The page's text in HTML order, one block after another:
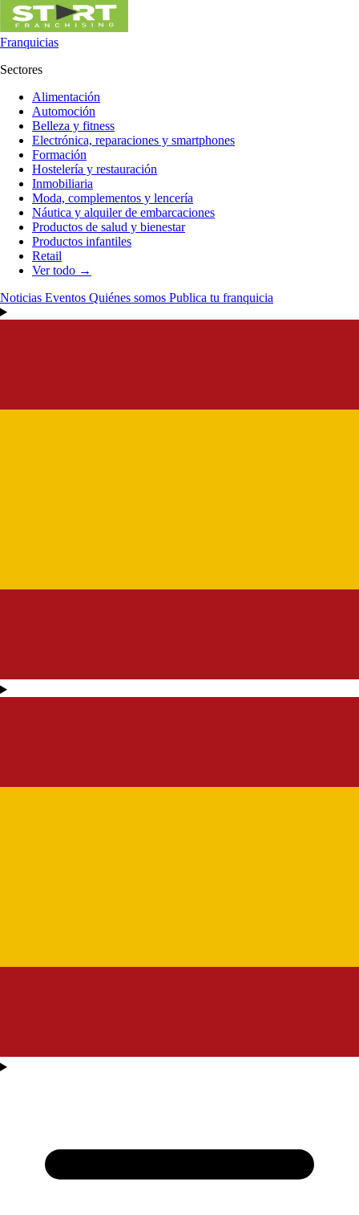
Franquicias
Sectores
Alimentación
Automoción
Belleza y fitness
Electrónica, reparaciones y smartphones
Formación
Hostelería y restauración
Inmobiliaria
Moda, complementos y lencería
Náutica y alquiler de embarcaciones
Productos de salud y bienestar
Productos infantiles
Retail
Ver todo →
Noticias Eventos Quiénes somos Publica tu franquicia